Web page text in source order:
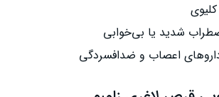
شدید یا بی‌خوابی
اعصاب و ضدافسردگی